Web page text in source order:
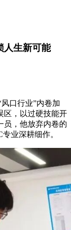
人生新可能
口行业”内卷加
区，以过硬技能开
员，他放弃内卷的
业深耕细作。